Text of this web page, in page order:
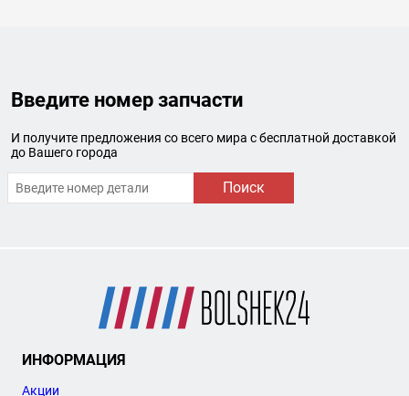
Введите номер запчасти
И получите предложения со всего мира с бесплатной доставкой
до Вашего города
Поиск
ИНФОРМАЦИЯ
Акции